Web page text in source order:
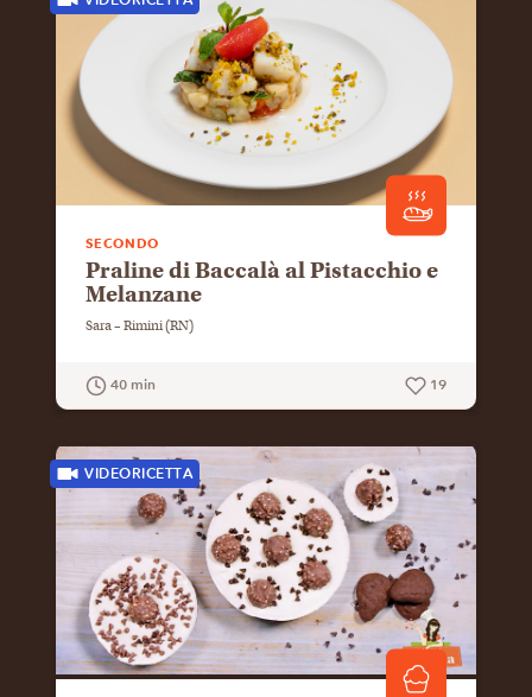
SECONDO
Praline di Baccalà al Pistacchio e
Melanzane
Sara – Rimini (RN)
40 min 19
VIDEORICETTA